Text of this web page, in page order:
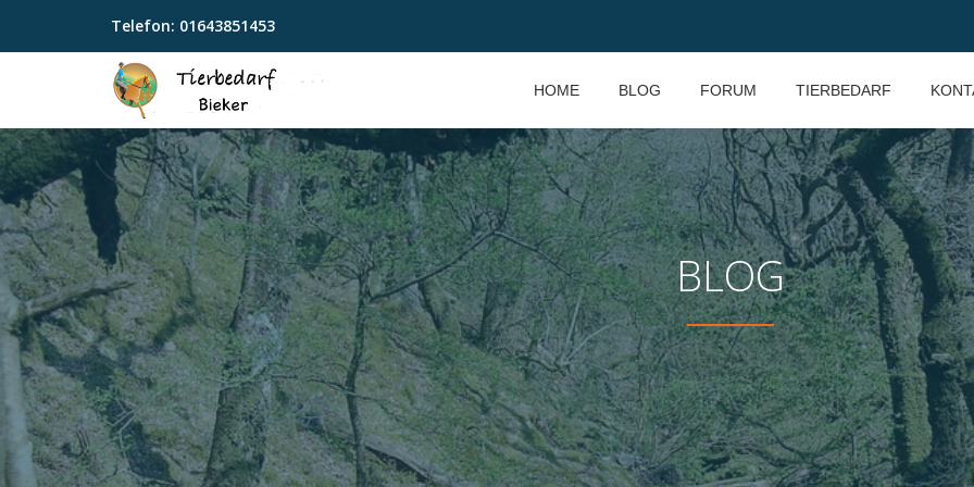
Skip
Telefon: 01643851453
HOME BLOG FORUM TIERBEDARF
BLOG